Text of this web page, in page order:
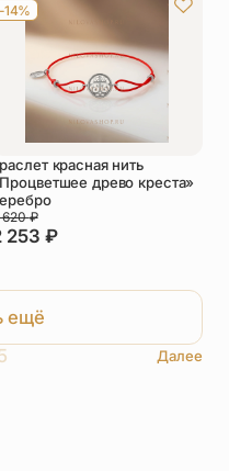
-14%
красная нить
древо креста»
253 ₽
620₽
ещё
Далее